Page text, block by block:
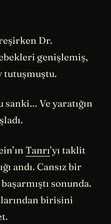
Dr.
genişlemiş,
tutuşmuştu.
sanki… Ve yaratığın
Tanrı’yı taklit
andı. Cansız bir
sonunda.
birisini